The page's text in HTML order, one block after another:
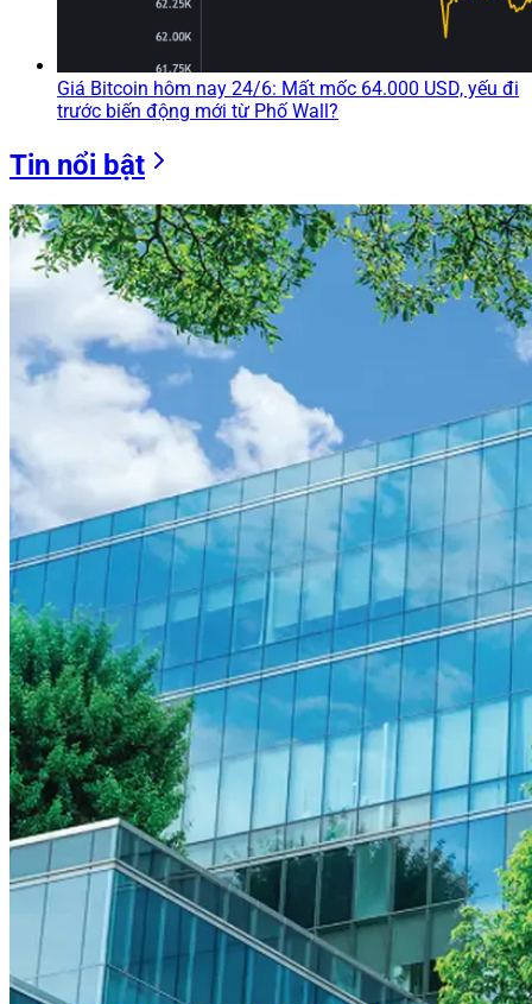
Giá Bitcoin hôm nay 24/6: Mất mốc 64.000 USD, yếu đi
trước biến động mới từ Phố Wall?
Tin nổi bật